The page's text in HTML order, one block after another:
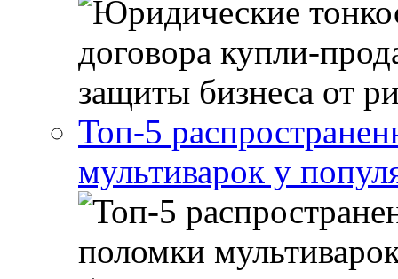
Топ-5
мультиварок у